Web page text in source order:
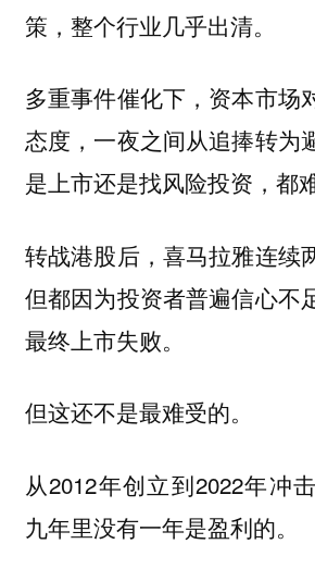
策，整个行业几乎出清。
多重事件催化下，资本市场
态度，一夜之间从追捧转为
是上市还是找风险投资，都
转战港股后，喜马拉雅连续
但都因为投资者普遍信心不
最终上市失败。
但这还不是最难受的。
从2012年创立到2022年冲
九年里没有一年是盈利的。